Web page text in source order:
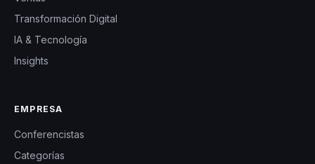
Transformación Digital
IA & Tecnología
Insights
EMPRESA
Conferencistas
Categorías